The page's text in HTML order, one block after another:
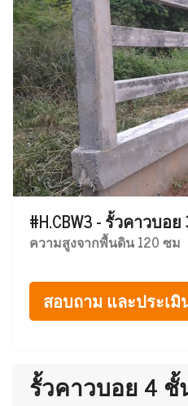
#H.CBW3 - รั้วคาวบ
ความสูงจากพื้นดิน 120 ซม
สอบถาม และประเมิ
รั้วคาวบอย 4